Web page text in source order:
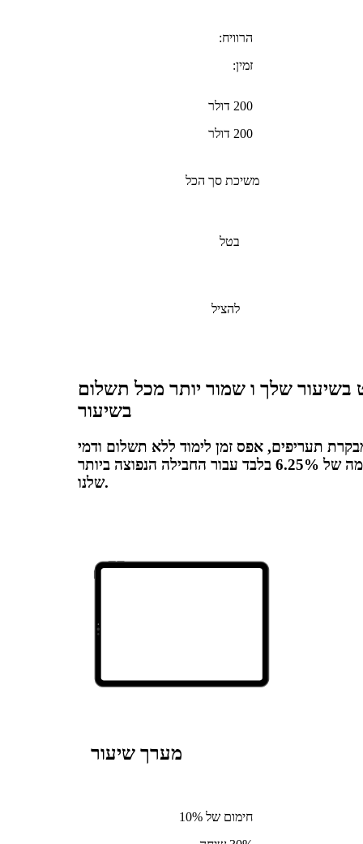
הרוויח:
זמין:
200 דולר
200 דולר
משיכת סך הכל
בטל
להציל
בשיעור שלך ו שמור יותר מכל תשלום
בשיעור
תעריפים, אפס זמן לימוד ללא תשלום ודמי
פלטפורמה של 6.25% בלבד עבור החבילה הנפוצה ביותר
שלנו.
מערך שיעור
חימום של 10%